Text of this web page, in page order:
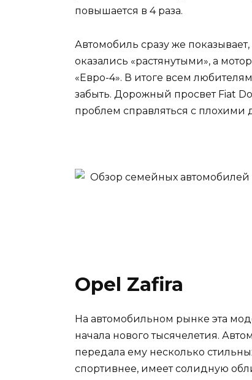
повышается в 4 раза.
Автомобиль сразу же
оказались «растянутыми», а
«Евро-4». В итоге всем
забыть. Дорожный просвет Fiat
проблем справляться с плохими
Opel Zafira
На автомобильном рынке эта
начала нового тысячелетия.
передала ему несколько
спортивнее, имеет солидную